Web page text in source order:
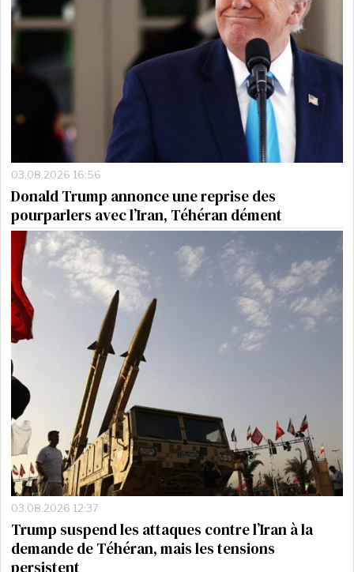
03.08.2026 16:56
Donald Trump annonce une reprise des
pourparlers avec l’Iran, Téhéran dément
03.08.2026 12:37
Trump suspend les attaques contre l’Iran à la
demande de Téhéran, mais les tensions
persistent